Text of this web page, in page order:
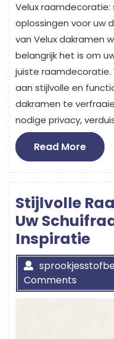
Velux
oplossingen voor uw
van Velux dakramen
belangrijk het is om
juiste raamdecoratie.
aan stijlvolle en
dakramen te
nodige privacy,
Read MoreRead
More
Stijlvolle
Uw
Inspiratie
Comments